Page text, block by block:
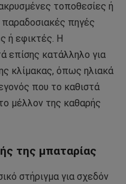
τοποθεσίες ή
πηγές
ή εφικτές. Η
επίσης κατάλληλο για
κλίμακας, όπως ηλιακά
που το καθιστά
μέλλον της καθαρής
της μπαταρίας
στήριγμα για σχεδόν